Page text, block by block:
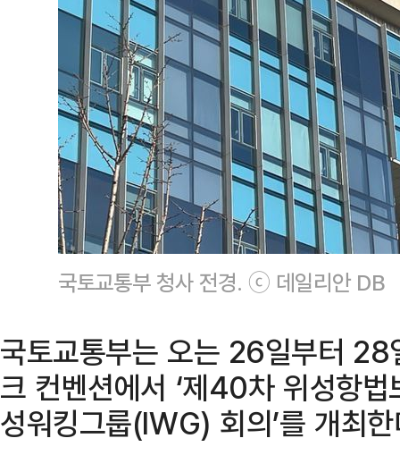
국토교통부 청사 전경. ⓒ 데일리안 DB
국토교통부는 오는 26일부터 28
크 컨벤션에서 ‘제40차 위성항
성워킹그룹(IWG) 회의’를 개최